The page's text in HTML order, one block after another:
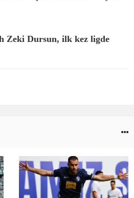
Zeki Dursun, ilk kez ligde